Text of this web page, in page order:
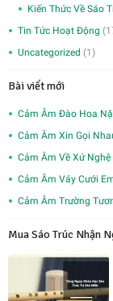
Kiến Thức Về Sáo
Tin Tức Hoạt Động
Uncategorized (1)
Bài viết mới
Cảm Âm Đào Hoa
Cảm Âm Xin Gọi
Cảm Âm Về Xứ
Cảm Âm Váy Cưới
Cảm Âm Trường
Mua Sáo Trúc Nhận